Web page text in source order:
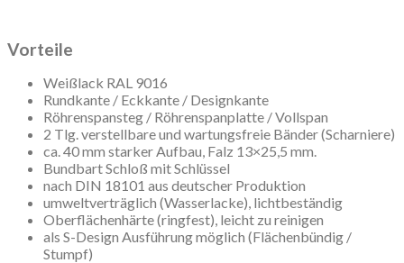
Vorteile
Weißlack RAL 9016
Rundkante / Eckkante / Designkante
Röhrenspansteg / Röhrenspanplatte / Vollspan
2 Tlg. verstellbare und wartungsfreie Bänder (Scharniere)
ca. 40 mm starker Aufbau, Falz 13×25,5 mm.
Bundbart Schloß mit Schlüssel
nach DIN 18101 aus deutscher Produktion
umweltverträglich (Wasserlacke), lichtbeständig
Oberflächenhärte (ringfest), leicht zu reinigen
als S-Design Ausführung möglich (Flächenbündig /
Stumpf)